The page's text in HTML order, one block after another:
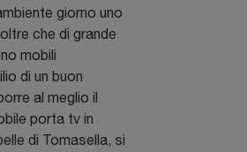
giorno uno
che di grande
mobili
di un buon
al meglio il
porta tv in
di Tomasella, si